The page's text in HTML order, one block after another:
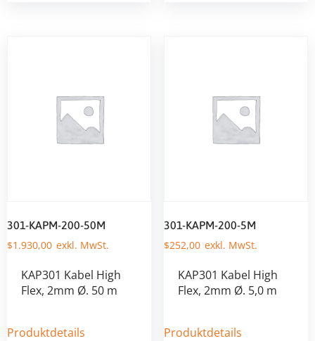
301-KAPM-200-50M
$1.930,00
KAP301 Kabel High
Flex, 2mm Ø. 50 m
Produktdetails
301-KAPM-200-5M
$252,00
KAP301 Kabel High
Flex, 2mm Ø. 5,0 m
Produktdetails